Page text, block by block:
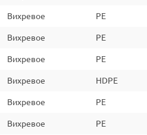
Вихревое PE
Вихревое PE
Вихревое PE
Вихревое HDPE
Вихревое PE
Вихревое PE